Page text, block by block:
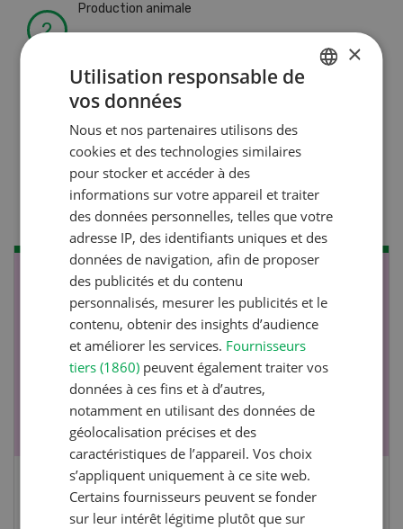
Production animale
L’aide du vétérinaire: «Que
faire en cas de diarrhée
chez les chèvres ? »
Production animale
Climat d’étable
NOV
-
JAN
26
Cours spécialisé Aquaculture
×
Utilisation responsable de
vos données
Nous et nos partenaires utilisons des
cookies et des technologies similaires
pour stocker et accéder à des
informations sur votre appareil et traiter
des données personnelles, telles que votre
adresse IP, des identifiants uniques et des
données de navigation, afin de proposer
des publicités et du contenu
personnalisés, mesurer les publicités et le
contenu, obtenir des insights d’audience
et améliorer les services. Fournisseurs
tiers (1860) peuvent également traiter vos
données à ces fins et à d’autres,
notamment en utilisant des données de
géolocalisation précises et des
caractéristiques de l’appareil. Vos choix
s’appliquent uniquement à ce site web.
Certains fournisseurs peuvent se fonder
sur leur intérêt légitime plutôt que sur